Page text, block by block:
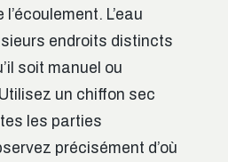
L’eau
endroits distincts
soit manuel ou
un chiffon sec
les parties
précisément d’où